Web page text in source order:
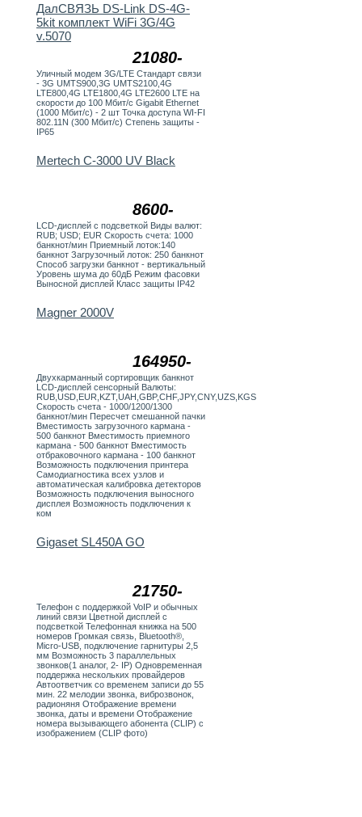
21080-
ДалСВЯЗЬ DS-Link DS-4G-
5kit комплект WiFi 3G/4G
v.5070
Уличный модем 3G/LTE Стандарт связи
- 3G UMTS900,3G UMTS2100,4G
LTE800,4G LTE1800,4G LTE2600 LTE на
скорости до 100 Мбит/с Gigabit Ethernet
(1000 Мбит/с) - 2 шт Точка доступа WI-FI
802.11N (300 Мбит/с) Степень защиты -
IP65
8600-
Mertech C-3000 UV Black
LCD-дисплей с подсветкой Виды валют:
RUB; USD; EUR Скорость счета: 1000
банкнот/мин Приемный лоток:140
банкнот Загрузочный лоток: 250 банкнот
Способ загрузки банкнот - вертикальный
Уровень шума до 60дБ Режим фасовки
Выносной дисплей Класс защиты IP42
164950-
Magner 2000V
Двухкарманный сортировщик банкнот
LCD-дисплей сенсорный Валюты:
RUB,USD,EUR,KZT,UAH,GBP,CHF,JPY,CNY,UZS,KGS
Скорость счета - 1000/1200/1300
банкнот/мин Пересчет смешанной пачки
Вместимость загрузочного кармана -
500 банкнот Вместимость приемного
кармана - 500 банкнот Вместимость
отбраковочного кармана - 100 банкнот
Возможность подключения принтера
Самодиагностика всех узлов и
автоматическая калибровка детекторов
Возможность подключения выносного
дисплея Возможность подключения к
ком
21750-
Gigaset SL450A GO
Телефон с поддержкой VoIP и обычных
линий связи Цветной дисплей с
подсветкой Телефонная книжка на 500
номеров Громкая связь, Bluetooth®,
Micro-USB, подключение гарнитуры 2,5
мм Возможность 3 параллельных
звонков(1 аналог, 2- IP) Одновременная
поддержка нескольких провайдеров
Автоответчик со временем записи до 55
мин. 22 мелодии звонка, виброзвонок,
радионяня Отображение времени
звонка, даты и времени Отображение
номера вызывающего абонента (CLIP) с
изображением (CLIP фото)